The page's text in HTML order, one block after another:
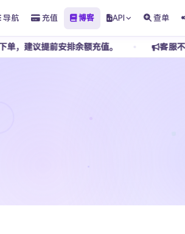
导航 充值 博客 API 查单
余额充值。 客服不接受任何私下转账